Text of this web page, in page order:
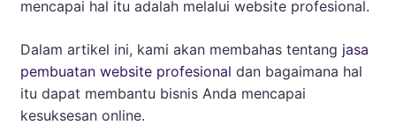
mencapai hal itu adalah melalui website profesional.
Dalam artikel ini, kami akan membahas tentang jasa
pembuatan website profesional dan bagaimana hal
itu dapat membantu bisnis Anda mencapai
kesuksesan online.